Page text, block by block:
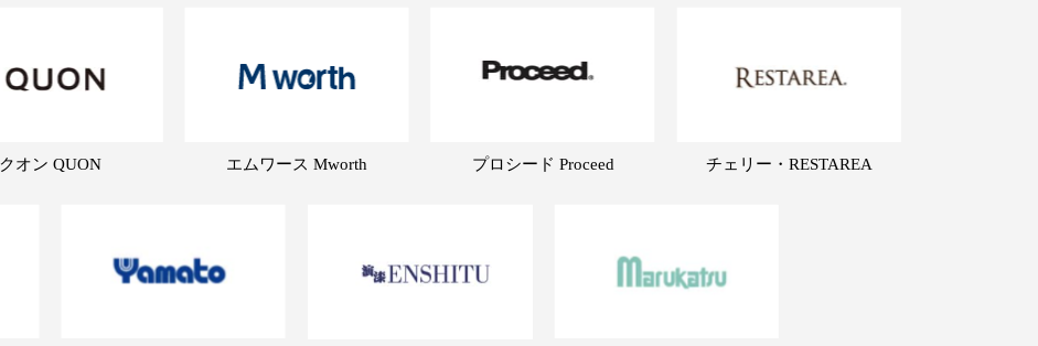
クオン QUON エムワース Mworth プロシード Proceed チェリー・RESTAREA